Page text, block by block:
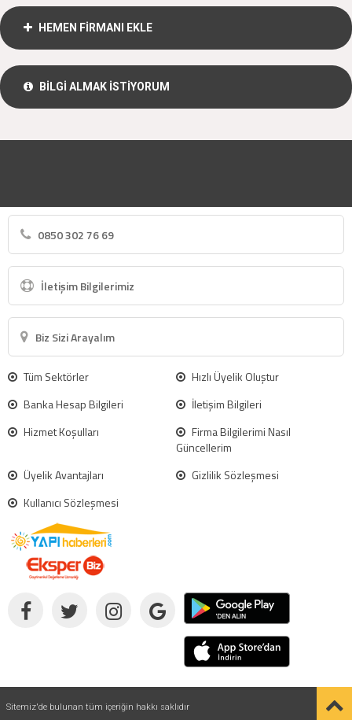
HEMEN FİRMANI EKLE
BİLGİ ALMAK İSTİYORUM
0850 302 76 69
İletişim Bilgilerimiz
Biz Sizi Arayalım
Tüm Sektörler
Hızlı Üyelik Oluştur
Banka Hesap Bilgileri
İletişim Bilgileri
Hizmet Koşulları
Firma Bilgilerimi Nasıl
Güncellerim
Üyelik Avantajları
Gizlilik Sözleşmesi
Kullanıcı Sözleşmesi
Sitemiz'de bulunan tüm içeriğin hakkı saklıdır